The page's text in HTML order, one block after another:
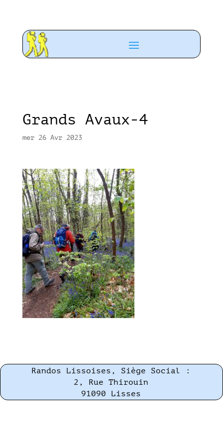
Grands Avaux-4
mer 26 Avr 2023
Randos Lissoises, Siège Social :
2, Rue Thirouin
91090 Lisses